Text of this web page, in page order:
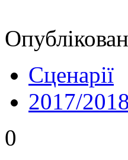
Сценарії
2017/2018
0